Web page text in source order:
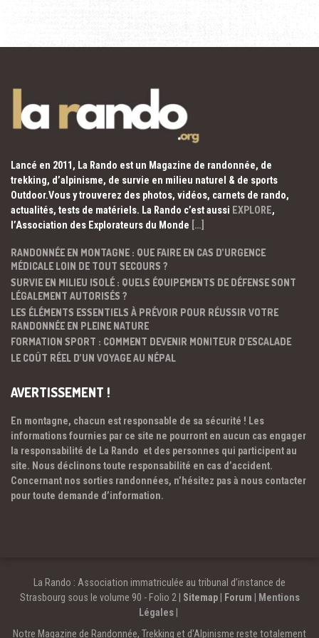
Lancé en 2011, La Rando est un Magazine de randonnée, de
trekking, d’alpinisme, de survie en milieu naturel & de sports
Outdoor.Vous y trouverez des photos, vidéos, carnets de rando,
actualités, tests de matériels. La Rando c’est aussi EXPLORE,
l’Association des Explorateurs du Monde […]
RANDONNÉE EN MONTAGNE : QUE FAIRE EN CAS D’URGENCE
MÉDICALE LOIN DE TOUT SECOURS ?
SURVIE EN MILIEU ISOLÉ : QUELS ÉQUIPEMENTS DE DÉFENSE SONT
LÉGALEMENT AUTORISÉS ?
LES ÉLÉMENTS ESSENTIELS À PRÉVOIR POUR RÉUSSIR VOTRE
RANDONNÉE EN PLEINE NATURE
FORMATION SPORT : COMMENT DEVENIR MONITEUR D’ESCALADE
LE COÛT RÉEL D’UN VOYAGE AU NÉPAL
AVERTISSEMENT !
En montagne, chacun est responsable de sa sécurité ! Les
informations fournies par ce site ne pourront en aucun cas engager
la responsabilité de La Rando et des personnes qui participent au
site. Nous déclinons toute responsabilité en cas d’accident.
Concernant nos sorties randonnées, n’hésitez pas à nous contacter
pour toute demande d’information.
La Rando : Association immatriculée au tribunal d’instance de
Strasbourg sous le volume 90 - Folio 2 | Sitemap| Forum
Mentions
Légales
Notre Magazine de Randonnée, Trekking et d'Alpinisme reste totalement